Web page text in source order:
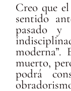
Creo que
sentido
pasado y
muerto,
podrá